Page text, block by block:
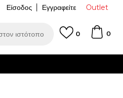
Outlet
Είσοδος Εγγραφείτε
ιστότοπο 0
0